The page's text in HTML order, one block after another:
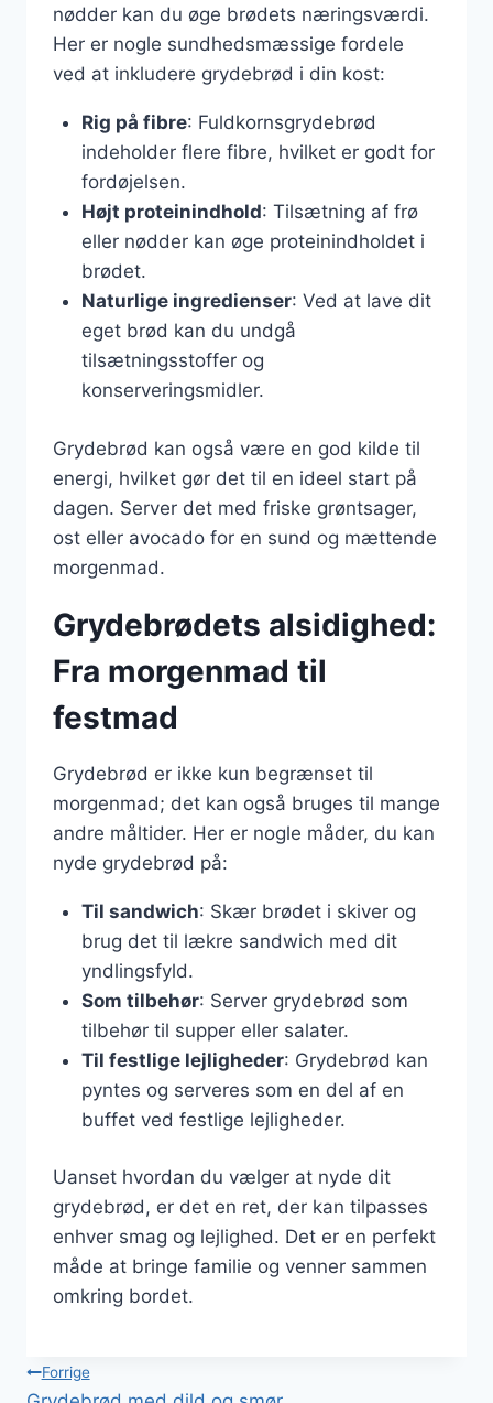
nødder kan du øge brødets næringsværdi.
Her er nogle sundhedsmæssige fordele
ved at inkludere grydebrød i din kost:
Rig på fibre: Fuldkornsgrydebrød
indeholder flere fibre, hvilket er godt for
fordøjelsen.
Højt proteinindhold: Tilsætning af frø
eller nødder kan øge proteinindholdet i
brødet.
Naturlige ingredienser: Ved at lave dit
eget brød kan du undgå
tilsætningsstoffer og
konserveringsmidler.
Grydebrød kan også være en god kilde til
energi, hvilket gør det til en ideel start på
dagen. Server det med friske grøntsager,
ost eller avocado for en sund og mættende
morgenmad.
Grydebrødets alsidighed:
Fra morgenmad til
festmad
Grydebrød er ikke kun begrænset til
morgenmad; det kan også bruges til mange
andre måltider. Her er nogle måder, du kan
nyde grydebrød på:
Til sandwich: Skær brødet i skiver og
brug det til lækre sandwich med dit
yndlingsfyld.
Som tilbehør: Server grydebrød som
tilbehør til supper eller salater.
Til festlige lejligheder: Grydebrød kan
pyntes og serveres som en del af en
buffet ved festlige lejligheder.
Uanset hvordan du vælger at nyde dit
grydebrød, er det en ret, der kan tilpasses
enhver smag og lejlighed. Det er en perfekt
måde at bringe familie og venner sammen
omkring bordet.
Indlægsnavigation
Forrige